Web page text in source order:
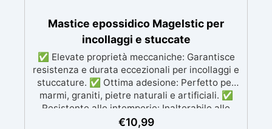
Mastice epossidico Magelstic per
incollaggi e stuccate
✅ Elevate proprietà meccaniche: Garantisce
resistenza e durata eccezionali per incollaggi e
stuccature. ✅ Ottima adesione: Perfetto per
marmi, graniti, pietre naturali e artificiali. ✅
Resistente alle intemperie: Inalterabile alle
condizioni atmosferiche e resistente agli UV. ✅
€10,99